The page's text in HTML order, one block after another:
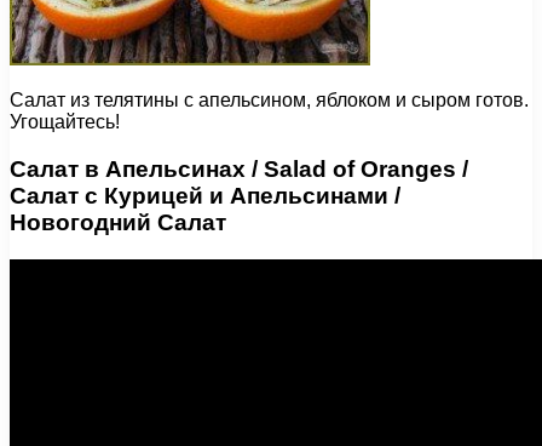
Салат из телятины с апельсином, яблоком и сыром готов.
Угощайтесь!
Салат в Апельсинах / Salad of Oranges /
Салат с Курицей и Апельсинами /
Новогодний Салат